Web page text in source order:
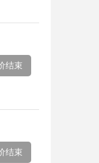
结束
结束